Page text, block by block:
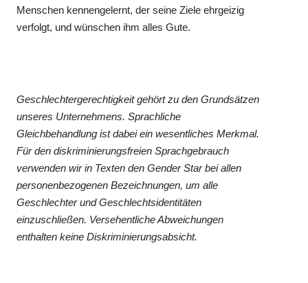
Menschen kennengelernt, der seine Ziele ehrgeizig
verfolgt, und wünschen ihm alles Gute.
Geschlechtergerechtigkeit gehört zu den Grundsätzen
unseres Unternehmens. Sprachliche
Gleichbehandlung ist dabei ein wesentliches Merkmal.
Für den diskriminierungsfreien Sprachgebrauch
verwenden wir in Texten den Gender Star bei allen
personenbezogenen Bezeichnungen, um alle
Geschlechter und Geschlechtsidentitäten
einzuschließen. Versehentliche Abweichungen
enthalten keine Diskriminierungsabsicht.